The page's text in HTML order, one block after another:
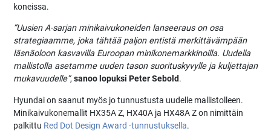
koneissa.
”Uusien A-sarjan minikaivukoneiden lanseeraus on osa
strategiaamme, joka tähtää paljon entistä merkittävämpään
läsnäoloon kasvavilla Euroopan minikonemarkkinoilla. Uudella
mallistolla asetamme uuden tason suorituskyvylle ja kuljettajan
mukavuudelle”,sanoo lopuksi Peter Sebold.
Hyundai on saanut myös jo tunnustusta uudelle mallistolleen.
Minikaivukonemallit HX35A Z, HX40A ja HX48A Z on nimittäin
palkittu Red Dot Design Award -tunnustuksella.